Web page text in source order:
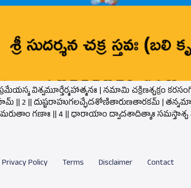
విశ్వమూర్తేర్మహాత్మనః | నమామి చక్రిణశ్చక్రం
|| 2 || దుష్టరాహుగలచ్ఛేదశోణితారుణతారకమ్ |
మరుతాం గణాః || 4 || ధారాయాం ద్వాదశాదిత్యాః
Privacy Policy Terms Disclaimer Contact